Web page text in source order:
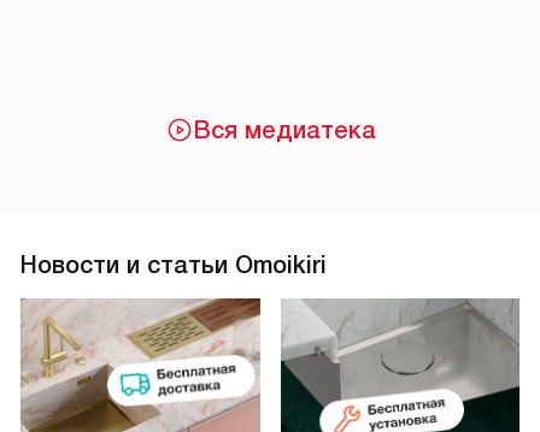
Вся медиатека
Новости и статьи Omoikiri